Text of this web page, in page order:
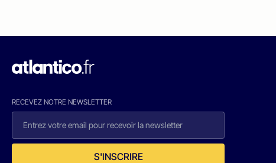
RECEVEZ NOTRE NEWSLETTER
S'INSCRIRE